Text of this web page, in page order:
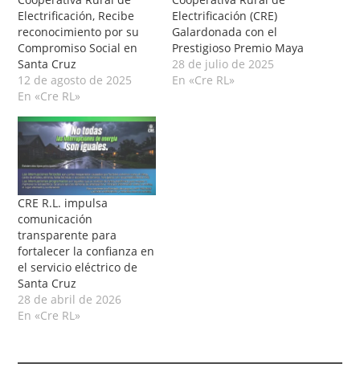
Electrificación, Recibe
reconocimiento por su
Compromiso Social en
Santa Cruz
12 de agosto de 2025
En «Cre RL»
Electrificación (CRE)
Galardonada con el
Prestigioso Premio Maya
28 de julio de 2025
En «Cre RL»
CRE R.L. impulsa
comunicación
transparente para
fortalecer la confianza en
el servicio eléctrico de
Santa Cruz
28 de abril de 2026
En «Cre RL»